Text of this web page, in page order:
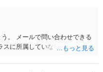
。 メールで問い合わせできる
スに所属していないので。